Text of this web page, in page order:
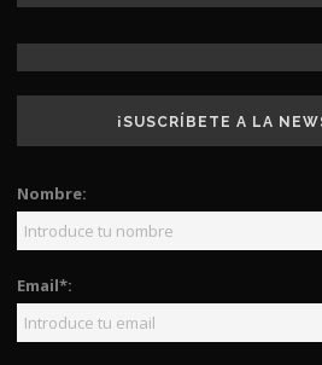
¡SUSCRÍBETE A LA
Nombre:
Email*: